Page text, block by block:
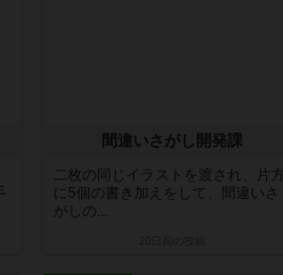
間違いさがし開発課
二枚の同じイラストを渡され、片方
に5個の書き加えをして、間違いさ
がしの...